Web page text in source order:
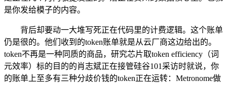
是你发给模子的内容。
背后却要动一大堆写死正在代码里的计费逻辑。这个账单
仍是很的。他们收到的token账单就是从云厂商这边给出的。
token不再是一种同质的商品，研究芯片取token efficiency（词
元效率）标的目的的肖志斌正在接管硅谷101采访时就说，你
的账单上至多有三种分歧价钱的token正在运转：Metronome做